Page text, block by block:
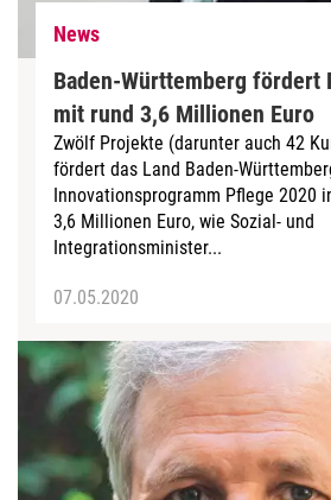
News
Baden-Württemberg fördert
mit rund 3,6 Millionen Euro
Zwölf Projekte (darunter auch 42
fördert das Land Baden-
Innovationsprogramm Pflege 2020
3,6 Millionen Euro, wie Sozial- und
Integrationsminister...
07.05.2020